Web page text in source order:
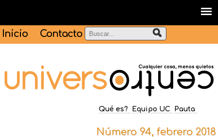
Inicio Contacto
Qué es? Equipo UC Pauta
Número 94, febrero 2018